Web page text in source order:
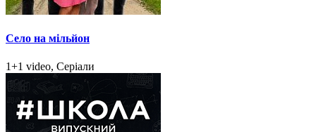
Село на мільйон
1+1 video, Серіали